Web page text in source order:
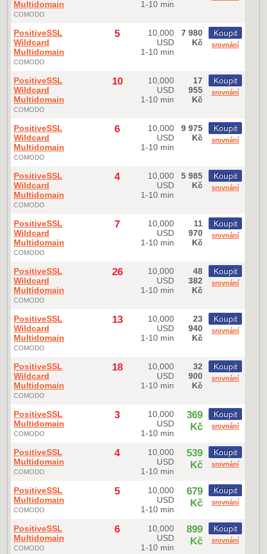
Multidomain
COMODO
1-10 min
PositiveSSL
Wildcard
Multidomain
COMODO
5
10,000
USD
1-10 min
7 980
Kč
Koupit
srovnání
PositiveSSL
Wildcard
Multidomain
COMODO
10
10,000
USD
1-10 min
17
955
Kč
Koupit
srovnání
PositiveSSL
Wildcard
Multidomain
COMODO
6
10,000
USD
1-10 min
9 975
Kč
Koupit
srovnání
PositiveSSL
Wildcard
Multidomain
COMODO
4
10,000
USD
1-10 min
5 985
Kč
Koupit
srovnání
PositiveSSL
Wildcard
Multidomain
COMODO
7
10,000
USD
1-10 min
11
970
Kč
Koupit
srovnání
PositiveSSL
Wildcard
Multidomain
COMODO
26
10,000
USD
1-10 min
48
382
Kč
Koupit
srovnání
PositiveSSL
Wildcard
Multidomain
COMODO
13
10,000
USD
1-10 min
23
940
Kč
Koupit
srovnání
PositiveSSL
Wildcard
Multidomain
COMODO
18
10,000
USD
1-10 min
32
900
Kč
Koupit
srovnání
PositiveSSL
Multidomain
COMODO
3
10,000
USD
1-10 min
369
Kč
Koupit
srovnání
PositiveSSL
Multidomain
COMODO
4
10,000
USD
1-10 min
539
Kč
Koupit
srovnání
PositiveSSL
Multidomain
COMODO
5
10,000
USD
1-10 min
679
Kč
Koupit
srovnání
PositiveSSL
Multidomain
COMODO
6
10,000
USD
1-10 min
899
Kč
Koupit
srovnání